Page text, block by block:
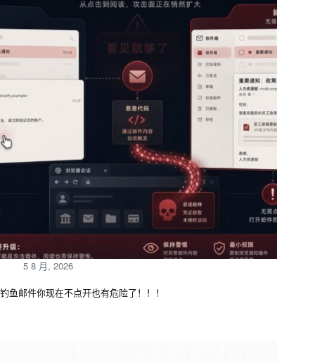
5 8 月, 2026
钓鱼邮件你现在不点开也有危险了！！！